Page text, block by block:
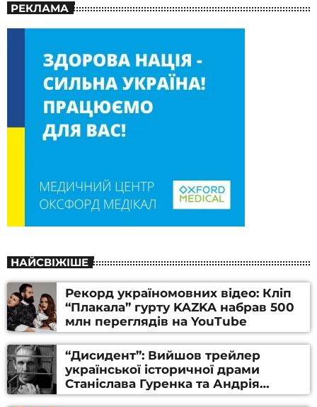
РЕКЛАМА
НАЙСВІЖІШЕ
Рекорд україномовних відео: Кліп
“Плакала” гурту KAZKA набрав 500
млн переглядів на YouTube
“Дисидент”: Вийшов трейлер
української історичної драми
Станіслава Гуренка та Андрія
Алфьорова (ВІДЕО)